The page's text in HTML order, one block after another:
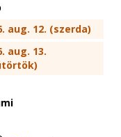
aug. 12. (szerda)
aug. 13.